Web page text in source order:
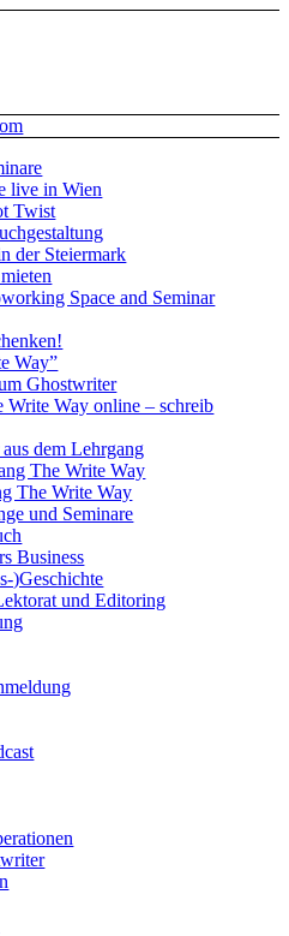
live in Wien
Twist
der Steiermark
Space and Seminar
Way”
Ghostwriter
Write Way online – schreib
dem Lehrgang
The Write Way
The Write Way
und Seminare
Business
)Geschichte
und Editoring